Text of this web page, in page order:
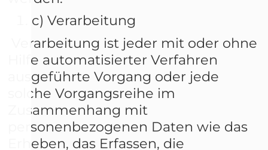
c) Verarbeitung
Verarbeitung ist jeder mit oder ohne
Hilfe automatisierter Verfahren
ausgeführte Vorgang oder jede
solche Vorgangsreihe im
Zusammenhang mit
personenbezogenen Daten wie das
Erheben, das Erfassen, die